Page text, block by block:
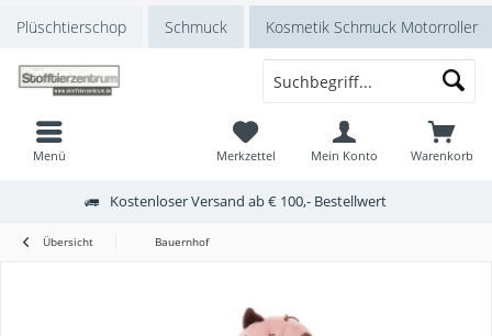
Plüschtierschop Schmuck Kosmetik Schmuck Motorroller
Menü Warenkorb
Merkzettel Mein Konto
Kostenloser Versand ab € 100,- Bestellwert
Übersicht Bauernhof